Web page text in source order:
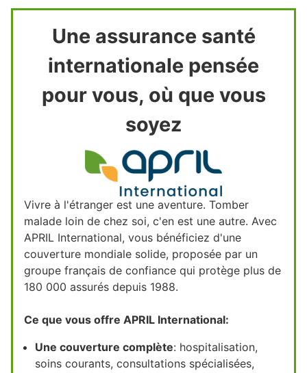
Une assurance santé
internationale pensée
pour vous, où que vous
soyez
Vivre à l'étranger est une aventure. Tomber
malade loin de chez soi, c'en est une autre. Avec
APRIL International, vous bénéficiez d'une
couverture mondiale solide, proposée par un
groupe français de confiance qui protège plus de
180 000 assurés depuis 1988.
Ce que vous offre APRIL International:
Une couverture complète: hospitalisation,
soins courants, consultations spécialisées,